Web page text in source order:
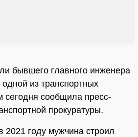
бывшего главного инженера
одной из транспортных
сегодня сообщила пресс-
прокуратуры.
2021 году мужчина строил